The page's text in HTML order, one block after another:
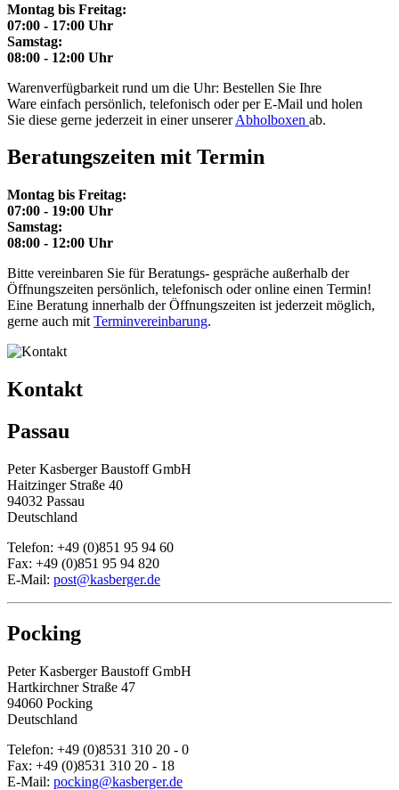
Montag bis Freitag:
07:00 - 17:00 Uhr
Samstag:
08:00 - 12:00 Uhr
Warenverfügbarkeit rund um die Uhr: Bestellen Sie Ihre
Ware einfach persönlich, telefonisch oder per E-Mail und holen
Sie diese gerne jederzeit in einer unsererAbholboxen ab.
Beratungszeiten mit Termin
Montag bis Freitag:
07:00 - 19:00 Uhr
Samstag:
08:00 - 12:00 Uhr
Bitte vereinbaren Sie für Beratungs- gespräche außerhalb der
Öffnungszeiten persönlich, telefonisch oder online einen Termin!
Eine Beratung innerhalb der Öffnungszeiten ist jederzeit möglich,
gerne auch mit Terminvereinbarung.
Kontakt
Passau
Peter Kasberger Baustoff GmbH
Haitzinger Straße 40
94032 Passau
Deutschland
Telefon: +49 (0)851 95 94 60
Fax: +49 (0)851 95 94 820
E-Mail: post@kasberger.de
Pocking
Peter Kasberger Baustoff GmbH
Hartkirchner Straße 47
94060 Pocking
Deutschland
Telefon: +49 (0)8531 310 20 - 0
Fax: +49 (0)8531 310 20 - 18
E-Mail: pocking@kasberger.de